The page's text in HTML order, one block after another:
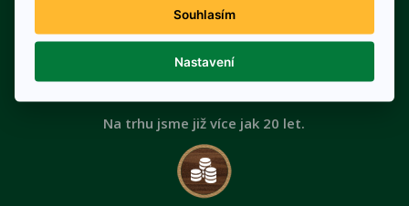
Na trhu jsme již více jak 20 let.
Souhlasím
Nastavení